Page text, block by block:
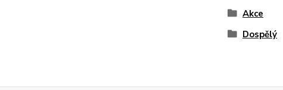
Akce
Dospělý